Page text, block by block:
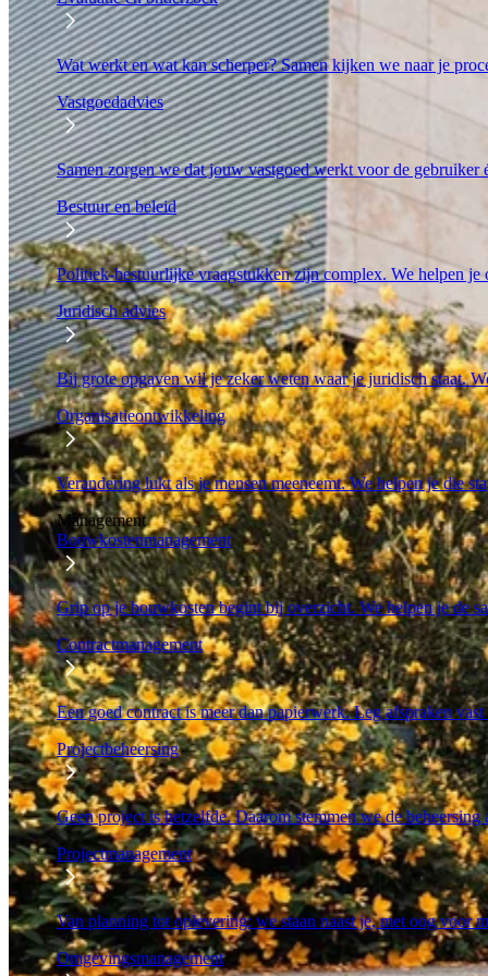
Wat werkt en wat kan scherper? Samen kijken we naar je
Vastgoedadvies
Samen zorgen we dat jouw vastgoed werkt voor de gebruiker
Bestuur en beleid
Politiek-bestuurlijke vraagstukken zijn complex. We helpen
Juridisch advies
Bij grote opgaven wil je zeker weten waar je juridisch staat.
Organisatieontwikkeling
Verandering lukt als je mensen meeneemt. We helpen je die
Management
Bouwkostenmanagement
Grip op je bouwkosten begint bij overzicht. We helpen je de
Contractmanagement
Een goed contract is meer dan papierwerk. Leg afspraken
Projectbeheersing
Geen project is hetzelfde. Daarom stemmen we de
Projectmanagement
Van planning tot oplevering: we staan naast je, met oog voor
Omgevingsmanagement